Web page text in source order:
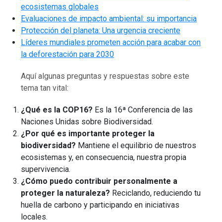
ecosistemas globales
Evaluaciones de impacto ambiental: su importancia
Protección del planeta: Una urgencia creciente
Líderes mundiales prometen acción para acabar con
la deforestación para 2030
Aquí algunas preguntas y respuestas sobre este
tema tan vital:
¿Qué es la COP16? Es la 16ª Conferencia de las
Naciones Unidas sobre Biodiversidad.
¿Por qué es importante proteger la
biodiversidad? Mantiene el equilibrio de nuestros
ecosistemas y, en consecuencia, nuestra propia
supervivencia.
¿Cómo puedo contribuir personalmente a
proteger la naturaleza? Reciclando, reduciendo tu
huella de carbono y participando en iniciativas
locales.